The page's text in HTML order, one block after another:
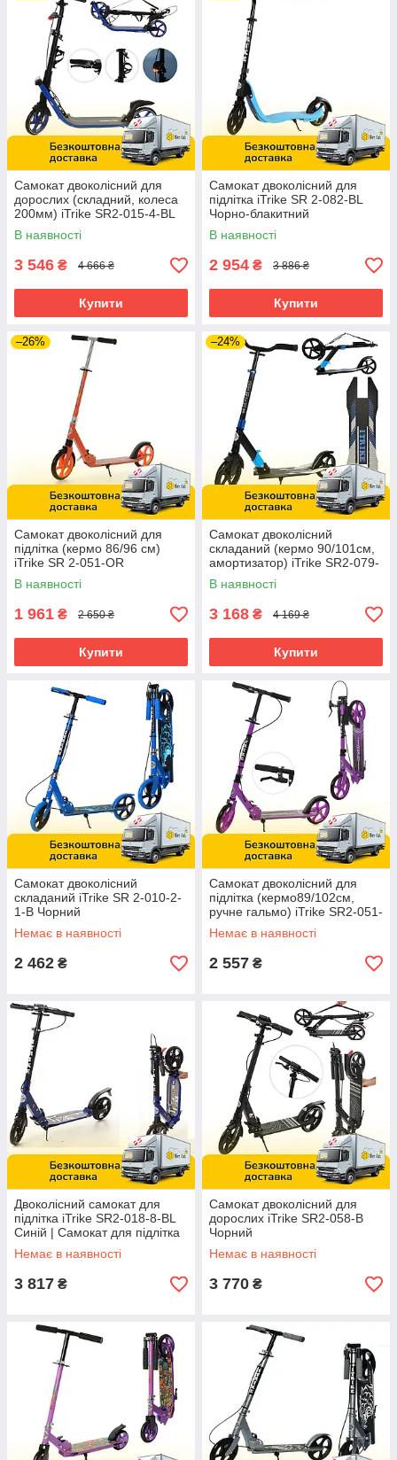
Самокат двоколісний для
дорослих (складний, колеса
200мм) iTrike SR2-015-4-BL
Синій
В наявності
3 546 ₴ 4 666 ₴
Купити
Самокат двоколісний для
підлітка iTrike SR 2-082-BL
Чорно-блакитний
В наявності
2 954 ₴ 3 886 ₴
Купити
–26%
Самокат двоколісний для
підлітка (кермо 86/96 см)
iTrike SR 2-051-OR
Помаранчевий
В наявності
1 961 ₴ 2 650 ₴
Купити
–24%
Самокат двоколісний
складаний (кермо 90/101см,
амортизатор) iTrike SR2-079-
BL Синій
В наявності
3 168 ₴ 4 169 ₴
Купити
Самокат двоколісний
складаний iTrike SR 2-010-2-
1-B Чорний
Немає в наявності
2 462 ₴
Самокат двоколісний для
підлітка (кермо89/102см,
ручне гальмо) iTrike SR2-051-
1-V Фіолетовий
Немає в наявності
2 557 ₴
Двоколісний самокат для
підлітка iTrike SR2-018-8-BL
Синій | Самокат для підлітка
Немає в наявності
3 817 ₴
Самокат двоколісний для
дорослих iTrike SR2-058-B
Чорний
Немає в наявності
3 770 ₴